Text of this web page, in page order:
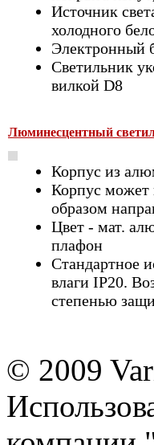
Источник
холодного
Электронный
Светильник
вилкой D8
Люминесцентный
Корпус из
Корпус может
образом
Цвет - мат.
плафон
Стандартное
влаги IP20.
степенью
© 2009